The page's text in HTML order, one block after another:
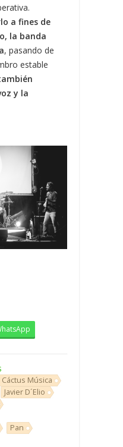
a fines de
la banda
, pasando de
estable
y la
Cáctus Música
Javier D´Elio
Pan